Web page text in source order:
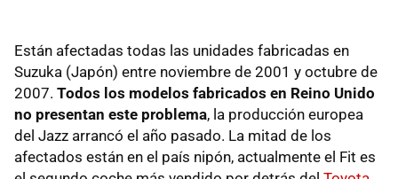
Están afectadas todas las unidades fabricadas en
Suzuka (Japón) entre noviembre de 2001 y octubre de
2007. Todos los modelos fabricados en Reino Unido
no presentan este problema, la producción europea
del Jazz arrancó el año pasado. La mitad de los
afectados están en el país nipón, actualmente el Fit es